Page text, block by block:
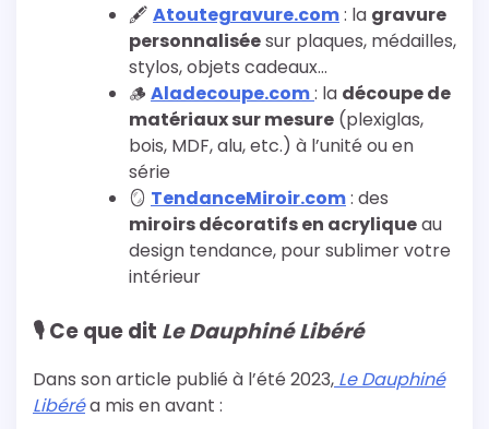
🖋️ Atoutegravure.com: la gravure
personnaliséesur plaques, médailles,
stylos, objets cadeaux…
🪵 Aladecoupe.com: la découpe de
matériaux sur mesure (plexiglas,
bois, MDF, alu, etc.) à l’unité ou en
série
🪞 TendanceMiroir.com: des
miroirs décoratifs en acryliqueau
design tendance, pour sublimer votre
intérieur
🎙️ Ce que dit Le Dauphiné Libéré
Dans son article publié à l’été 2023, Le Dauphiné
Libéréa mis en avant :